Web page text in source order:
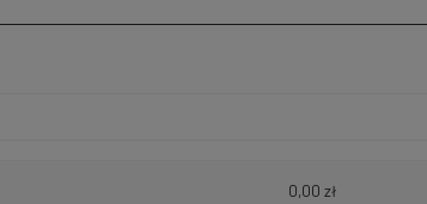
0,00 zł